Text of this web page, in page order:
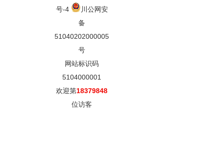
号-4
川公网安
备
51040202000005
号
网站标识码
5104000001
欢迎第18379848
位访客